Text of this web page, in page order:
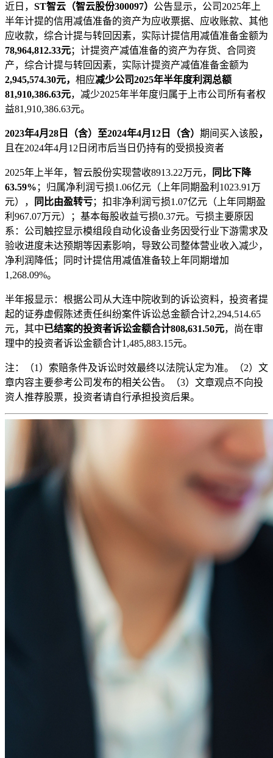
近日， ST智云（智云股份300097） 公告显示，公司2025年上
半年计提的信用减值准备的资产为应收票据、应收账款、其他
应收款，综合计提与转回因素，实际计提信用减值准备金额为
78,964,812.33元；计提资产减值准备的资产为存货、合同资
产，综合计提与转回因素，实际计提资产减值准备金额为
2,945,574.30元， 相应减少公司2025年半年度利润总额
81,910,386.63元，减少2025年半年度归属于上市公司所有者权
益81,910,386.63元。
2023年4月28日（含）至2024年4月12日（含） 期间买入该股，
且在2024年4月12日闭市后当日仍持有的受损投资者
2025年上半年，智云股份实现营收8913.22万元，
同比下降
63.59% ；归属净利润亏损1.06亿元（上年同期盈利1023.91万
元），
同比由盈转亏；扣非净利润亏损1.07亿元（上年同期盈
利967.07万元）；基本每股收益亏损0.37元。亏损主要原因
系：公司触控显示模组段自动化设备业务因受行业下游需求及
验收进度未达预期等因素影响，导致公司整体营业收入减少，
净利润降低；同时计提信用减值准备较上年同期增加
1,268.09%。
半年报显示：根据公司从大连中院收到的诉讼资料，投资者提
起的证券虚假陈述责任纠纷案件诉讼总金额合计2,294,514.65
元，其中已结案的投资者诉讼金额合计808,631.50元，尚在审
理中的投资者诉讼金额合计1,485,883.15元。
注：（1）索赔条件及诉讼时效最终以法院认定为准。（2）文
章内容主要参考公司发布的相关公告。（3）文章观点不向投
资人推荐股票，投资者请自行承担投资后果。